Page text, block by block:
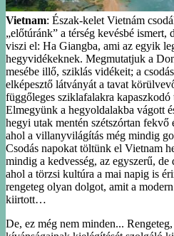
Vietnam: Észak-kelet Vietnám
„előtúránk” a térség kevésbé ismert,
viszi el: Ha Giangba, ami az egyik
hegyvidékeknek. Megmutatjuk a
mesébe illő, sziklás vidékeit; a
elképesztő látványát a tavat
függőleges sziklafalakra kapaszkodó
Elmegyünk a hegyoldalakba vágott
hegyi utak mentén szétszórtan fekvő
ahol a villanyvilágítás még mindig
Csodás napokat töltünk el Vietnam
mindig a kedvesség, az egyszerű, de
ahol a törzsi kultúra a mai napig is
rengeteg olyan dolgot, amit a
kiirtott…
De, ez még nem minden...